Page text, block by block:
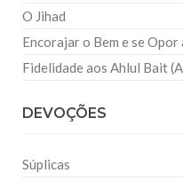
O Jihad
Encorajar o Bem e se Opor
Fidelidade aos Ahlul Bait
DEVOÇÕES
Súplicas